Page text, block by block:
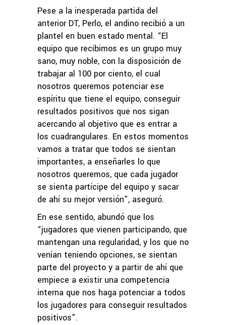
Pese a la inesperada partida del
anterior DT, Perlo, el andino recibió a un
plantel en buen estado mental. “El
equipo que recibimos es un grupo muy
sano, muy noble, con la disposición de
trabajar al 100 por ciento, el cual
nosotros queremos potenciar ese
espíritu que tiene el equipo, conseguir
resultados positivos que nos sigan
acercando al objetivo que es entrar a
los cuadrangulares. En estos momentos
vamos a tratar que todos se sientan
importantes, a enseñarles lo que
nosotros queremos, que cada jugador
se sienta partícipe del equipo y sacar
de ahí su mejor versión”, aseguró.
En ese sentido, abundó que los
“jugadores que vienen participando, que
mantengan una regularidad, y los que no
venían teniendo opciones, se sientan
parte del proyecto y a partir de ahí que
empiece a existir una competencia
interna que nos haga potenciar a todos
los jugadores para conseguir resultados
positivos”.